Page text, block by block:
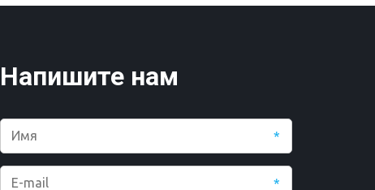
Напишите нам
*
*